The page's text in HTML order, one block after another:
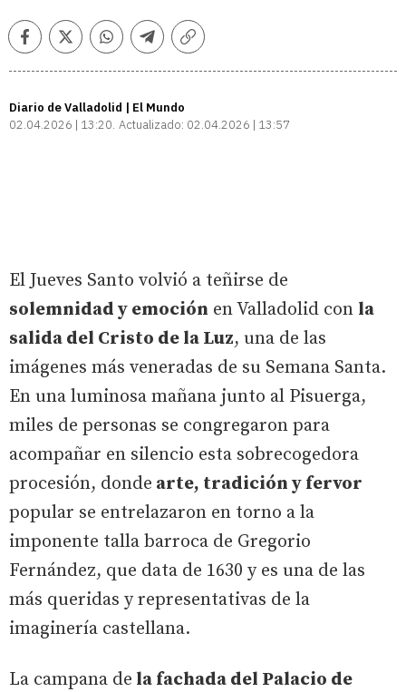
FacebookTwitterWhatsappTelegramCopiar
Diario de Valladolid | El Mundo
02.04.2026 | 13:20 Actualizado: 02.04.2026 | 13:57
El Jueves Santo volvió a teñirse de
solemnidad y emoción en Valladolid con la
salida del Cristo de la Luz, una de las
imágenes más veneradas de su Semana Santa.
En una luminosa mañana junto al Pisuerga,
miles de personas se congregaron para
acompañar en silencio esta sobrecogedora
procesión, donde arte, tradición y fervor
popular se entrelazaron en torno a la
imponente talla barroca de Gregorio
Fernández, que data de 1630 y es una de las
más queridas y representativas de la
imaginería castellana.
La campana de la fachada del Palacio de